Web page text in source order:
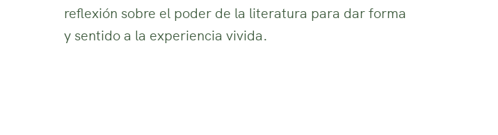
reflexión sobre el poder de la literatura para dar forma
y sentido a la experiencia vivida.